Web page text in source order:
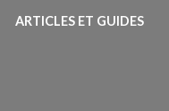
ARTICLES ET GUIDES